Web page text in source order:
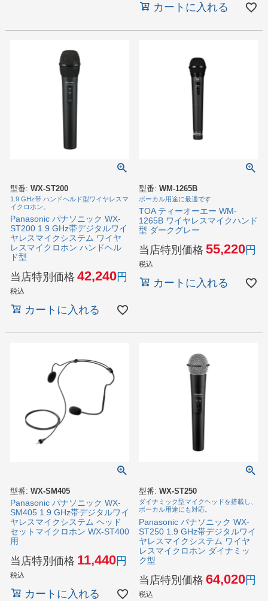
カートに入れる
型番: WX-ST200
1.9 GHz帯 ハンドヘルド型ワイヤレスマ
イクロホン。
Panasonic パナソニック WX-
ST200 1.9 GHz帯デジタルワイ
ヤレスマイクシステム ワイヤ
レスマイクロホン ハンドヘル
ド型
当店特別価格 42,240
税込
カートに入れる
型番: WM-1265B
ボーカル用途に最適です
TOA ティーオーエー WM-
1265B ワイヤレスマイクハンド
型 ダークグレー
当店特別価格 55,220
税込
カートに入れる
型番: WX-SM405
Panasonic パナソニック WX-
SM405 1.9 GHz帯デジタルワイ
ヤレスマイクシステム ヘッド
セットマイクロホン WX-ST400
用
当店特別価格 11,440
税込
カートに入れる
型番: WX-ST250
ダイナミック型マイクヘッドを搭載し、
ボーカル用途にも対応。
Panasonic パナソニック WX-
ST250 1.9 GHz帯デジタルワイ
ヤレスマイクシステム ワイヤ
レスマイクロホン ダイナミッ
ク型
当店特別価格 64,020
税込